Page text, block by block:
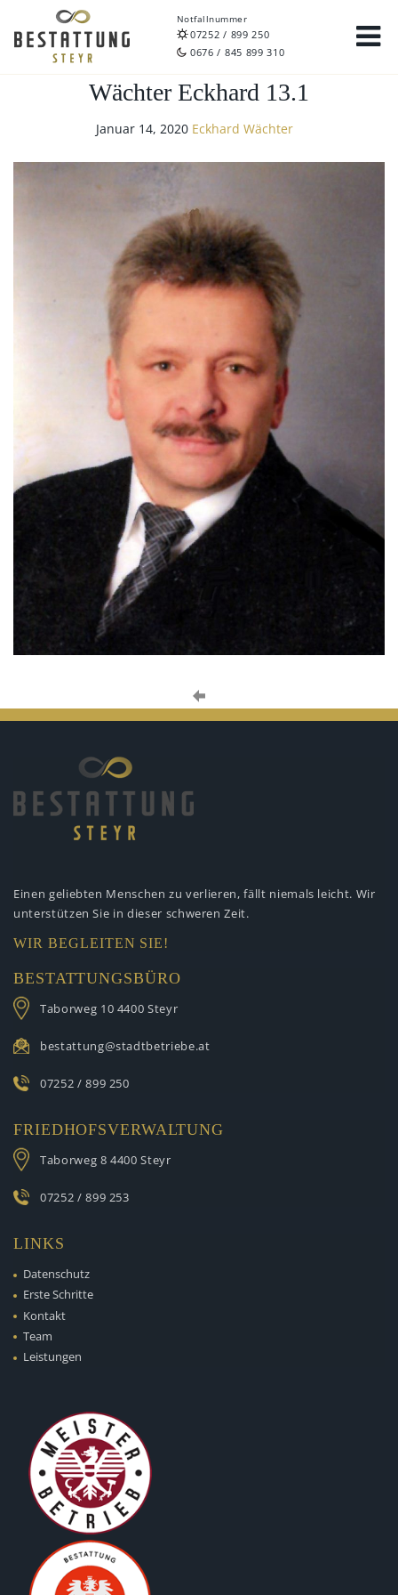
Notfallnummer
07252 / 899 250
0676 / 845 899 310
Wächter Eckhard 13.1
Januar 14, 2020 Eckhard Wächter
Einen geliebten Menschen zu verlieren, fällt niemals leicht. Wir
unterstützen Sie in dieser schweren Zeit.
WIR BEGLEITEN SIE!
BESTATTUNGSBÜRO
Taborweg 10 4400 Steyr
bestattung@stadtbetriebe.at
07252 / 899 250
FRIEDHOFSVERWALTUNG
Taborweg 8 4400 Steyr
07252 / 899 253
LINKS
Datenschutz
Erste Schritte
Kontakt
Team
Leistungen